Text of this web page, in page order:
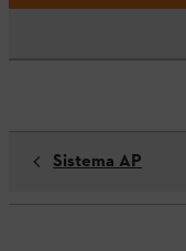
Sistema AP